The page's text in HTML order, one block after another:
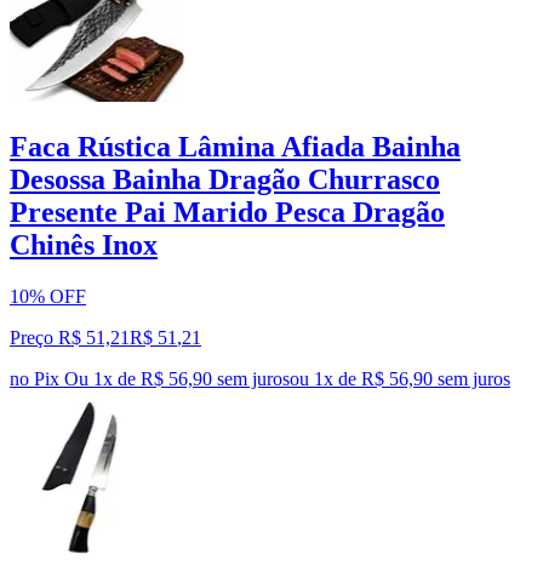
Faca Rústica Lâmina Afiada Bainha
Desossa Bainha Dragão Churrasco
Presente Pai Marido Pesca Dragão
Chinês Inox
10% OFF
Preço R$ 51,21R$ 51 ,21
no Pix Ou 1x de R$ 56,90 sem jurosou 1x de R$ 56,90 sem juros